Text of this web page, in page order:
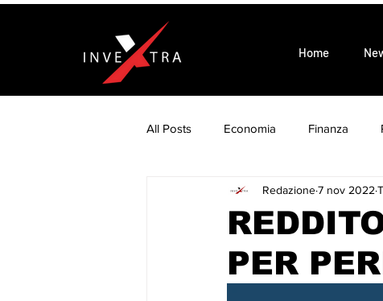
Home
All Posts Economia Finanza
Wellness is Business Eventi
PER
Redazione7 nov 2022